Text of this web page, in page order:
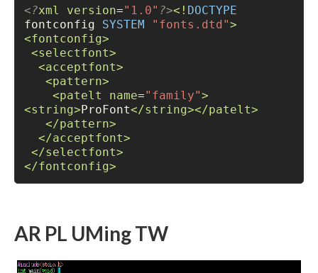
<?xml version="1.0" ?><! DOCTYPE
fontconfig SYSTEM "fonts.dtd">
<fontconfig>
<selectfont>
<acceptfont>
<pattern>
<patelt name="family">
<string> ProFont</string></patelt>
</pattern>
</acceptfont>
</selectfont>
</fontconfig>
AR PL UMing TW